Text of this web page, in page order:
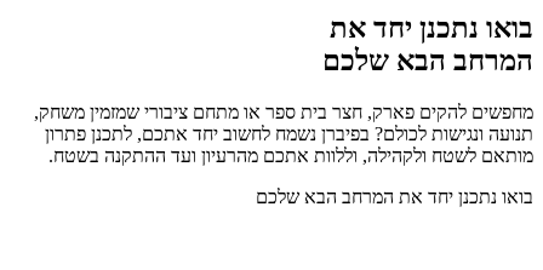
בואו נתכנן יחד את
המרחב הבא שלכם
מחפשים להקים פארק, חצר בית ספר או מתחם ציבורי שמזמין משחק,
תנועה ונגישות לכולם? בפיברן נשמח לחשוב יחד אתכם, לתכנן פתרון
מותאם לשטח ולקהילה, וללוות אתכם מהרעיון ועד ההתקנה בשטח.
בואו נתכנן יחד את המרחב הבא שלכם